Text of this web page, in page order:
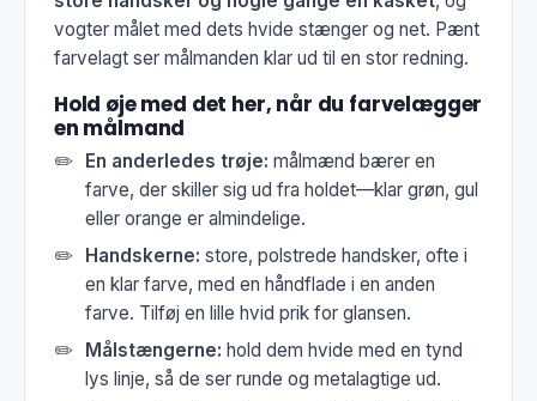
vogter målet med dets hvide stænger og net. Pænt
farvelagt ser målmanden klar ud til en stor redning.
Hold øje med det her, når du farvelægger
en målmand
En anderledes trøje: målmænd bærer en
farve, der skiller sig ud fra holdet—klar grøn, gul
eller orange er almindelige.
Handskerne: store, polstrede handsker, ofte i
en klar farve, med en håndflade i en anden
farve. Tilføj en lille hvid prik for glansen.
Målstængerne: hold dem hvide med en tynd
lys linje, så de ser runde og metalagtige ud.